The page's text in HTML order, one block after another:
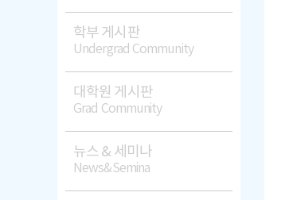
학부 게시판
Undergrad Community
대학원 게시판
Grad Community
뉴스 & 세미나
News&Semina